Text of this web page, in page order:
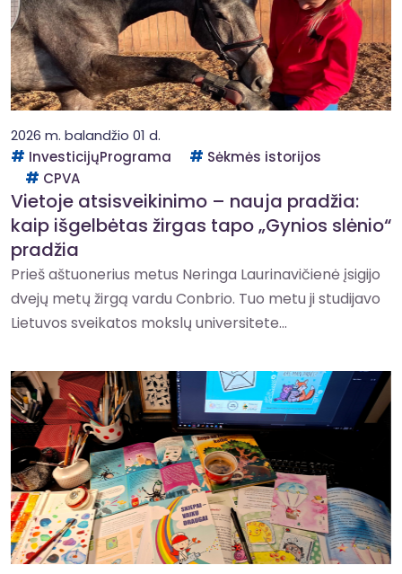
2026 m. balandžio 01 d.
InvesticijųPrograma
Sėkmės istorijos
CPVA
Vietoje atsisveikinimo – nauja pradžia:
kaip išgelbėtas žirgas tapo „Gynios slėnio“
pradžia
Prieš aštuonerius metus Neringa Laurinavičienė įsigijo
dvejų metų žirgą vardu Conbrio. Tuo metu ji studijavo
Lietuvos sveikatos mokslų universitete...